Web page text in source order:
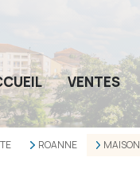
VENTES
ROANNE MAISON